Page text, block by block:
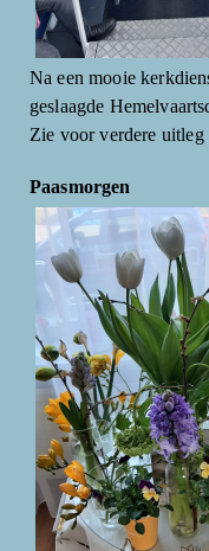
Na een mooie
geslaagde
Zie voor verdere
Paasmorgen